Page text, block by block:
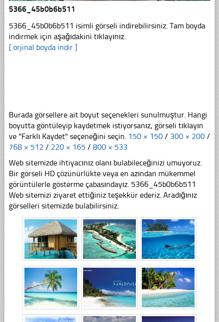
5366_45b0b6b511
5366_45b0b6b511 isimli görseli indirebilirsiniz. Tam boyda
indirmek için aşağıdakini tıklayınız.
[ orjinal boyda indir ]
Burada görsellere ait boyut seçenekleri sunulmuştur. Hangi
boyutta göntüleyip kaydetmek istiyorsanız, görseli tıklayın
ve "Farklı Kaydet" seçeneğini seçin. 150 × 150 / 300 × 200 /
768 × 512 / 220 × 165 / 800 × 533
Web sitemizde ihtiyacınız olanı bulabileceğinizi umuyoruz.
Bir görseli HD çözünürlükte veya en azından mükemmel
görüntülerle gösterme çabasındayız. 5366_45b0b6b511
Web sitemizi ziyaret ettiğiniz teşekkür ederiz. Aradığınız
görselleri sitemizde bulabilirsiniz.